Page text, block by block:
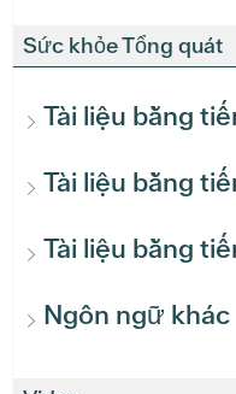
Sức khỏe Tổng quát
Tài liệu bằng
Tài liệu bằng
Tài liệu bằng
Ngôn ngữ khác